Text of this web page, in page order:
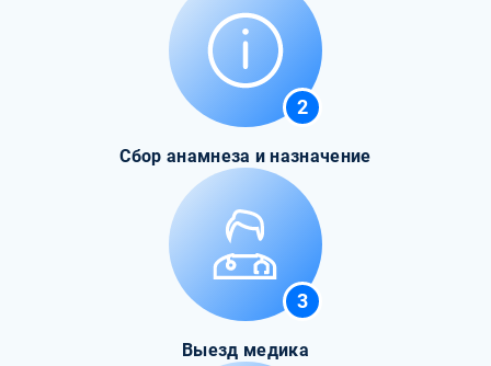
2
Сбор анамнеза и назначение
3
Выезд медика